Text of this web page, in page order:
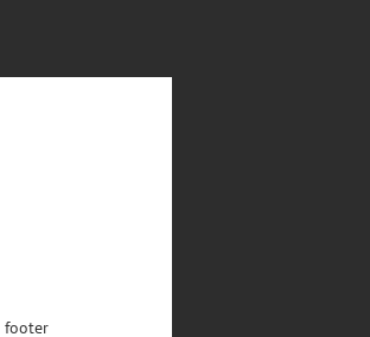
footer